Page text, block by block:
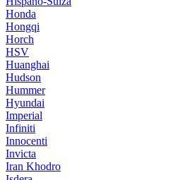
Honda
Hongqi
Horch
HSV
Huanghai
Hudson
Hummer
Hyundai
Imperial
Infiniti
Innocenti
Invicta
Iran Khodro